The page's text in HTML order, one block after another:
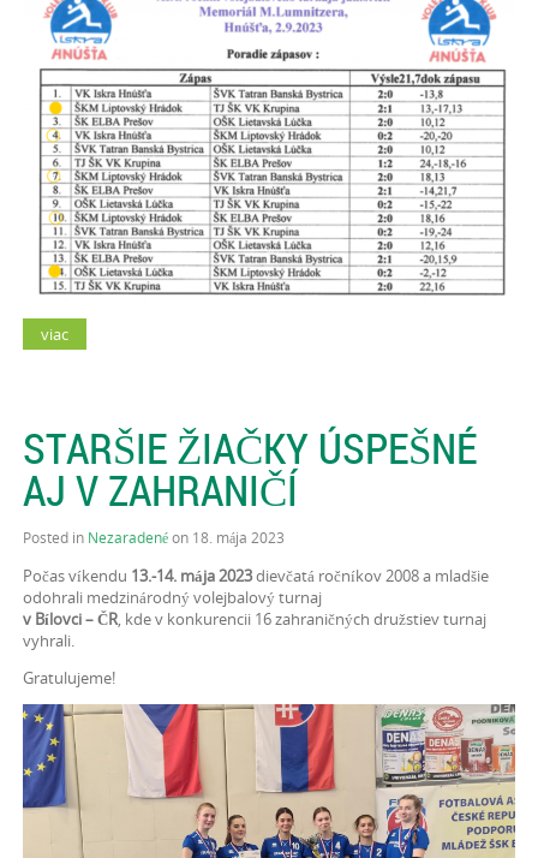
viac
STARŠIE ŽIAČKY ÚSPEŠNÉ
AJ V ZAHRANIČÍ
Posted in Nezaradenéon 18. mája 2023
Počas víkendu 13.-14. mája 2023dievčatá ročníkov 2008 a mladšie
odohrali medzinárodný volejbalový turnaj
v Bílovci – ČR, kde v konkurencii 16 zahraničných družstiev turnaj
vyhrali.
Gratulujeme!